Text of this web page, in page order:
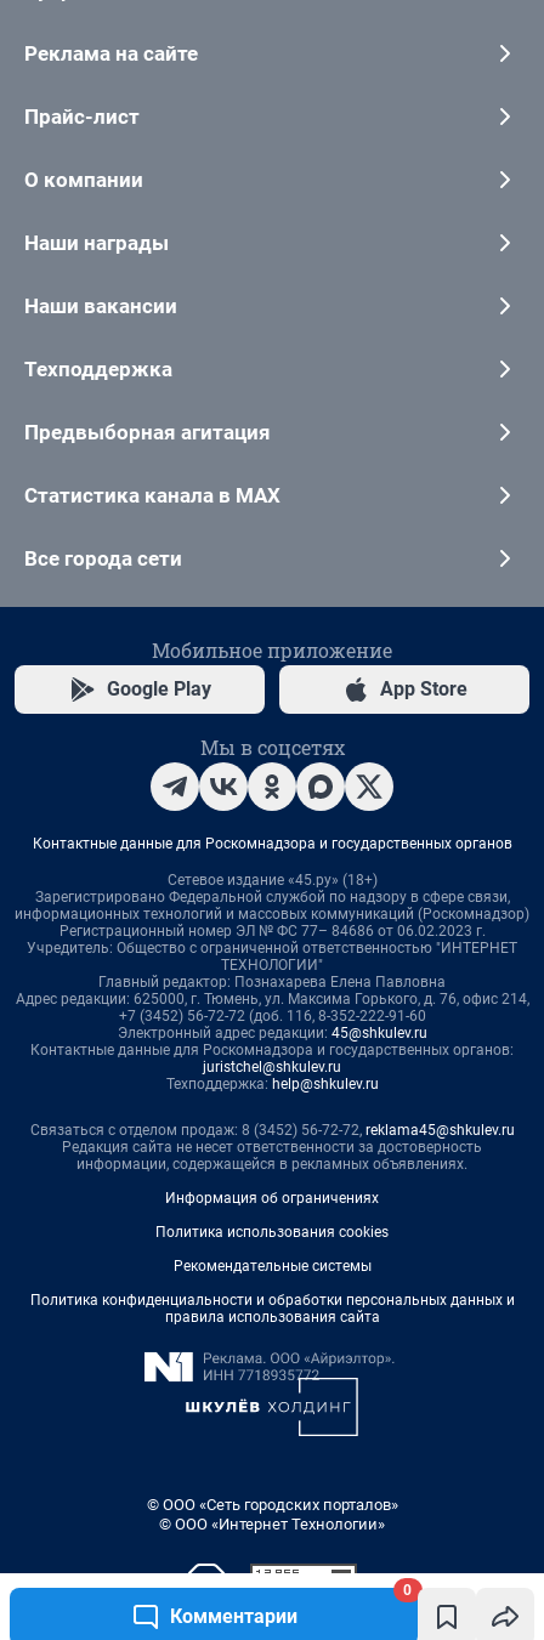
Комментарии
0
Реклама на сайте
Прайс-лист
О компании
Наши награды
Наши вакансии
Техподдержка
Предвыборная агитация
Статистика канала в MAX
Все города сети
Мобильное приложение
Google Play App Store
Мы в соцсетях
Контактные данные для Роскомнадзора и государственных органов
Сетевое издание «45.ру» (18+)
Зарегистрировано Федеральной службой по надзору в сфере связи,
информационных технологий и массовых коммуникаций (Роскомнадзор)
Регистрационный номер ЭЛ № ФС 77– 84686 от 06.02.2023 г.
Учредитель: Общество с ограниченной ответственностью "ИНТЕРНЕТ
ТЕХНОЛОГИИ"
Главный редактор: Познахарева Елена Павловна
Адрес редакции: 625000, г. Тюмень, ул. Максима Горького, д. 76, офис 214,
+7 (3452) 56-72-72 (доб. 116, 8-352-222-91-60
Электронный адрес редакции: 45@shkulev.ru
Контактные данные для Роскомнадзора и государственных органов:
juristchel@shkulev.ru
Техподдержка: help@shkulev.ru
Связаться с отделом продаж: 8 (3452) 56-72-72, reklama45@shkulev.ru
Редакция сайта не несет ответственности за достоверность
информации, содержащейся в рекламных объявлениях.
Информация об ограничениях
Политика использования cookies
Рекомендательные системы
Политика конфиденциальности и обработки персональных данных и
правила использования сайта
© ООО «Сеть городских порталов»
© ООО «Интернет Технологии»